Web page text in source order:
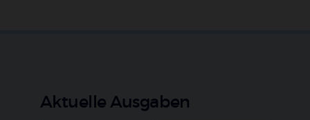
Aktuelle Ausgaben